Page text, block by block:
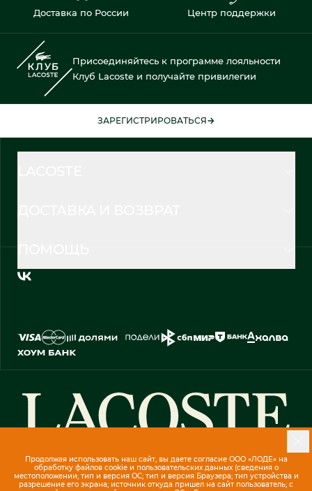
Доставка по России Центр поддержки
Присоединяйтесь к программе лояльности
Клуб Lacoste и получайте привилегии
ЗАРЕГИСТРИРОВАТЬСЯ
Продолжая использовать наш сайт, вы даете согласие ООО «ЛОДЕ» на
обработку файлов cookie и пользовательских данных (сведения о
местоположении; тип и версия ОС; тип и версия Браузера; тип устройства и
разрешение его экрана; источник откуда пришел на сайт пользователь; с